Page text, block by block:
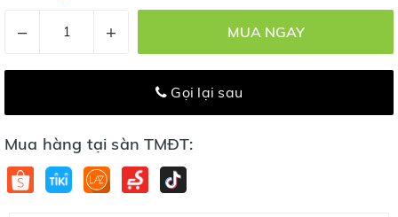
– + MUA NGAY
Gọi lại sau
Mua hàng tại sàn TMĐT: